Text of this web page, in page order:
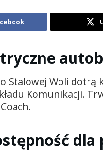
Stalowej Woli
Komunikacji.
dla